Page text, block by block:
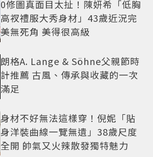
0修圖真面目太扯！陳妍希「低胸
高衩禮服大秀身材」43歲近況完
美無死角 美得很高級
朗格A. Lange & Söhne父親節時
計推薦 古風、傳承與收藏的一次
滿足
身材不好無法這樣穿！倪妮「貼
身洋裝曲線一覽無遺」38歲尺度
全開 帥氣又火辣散發獨特魅力